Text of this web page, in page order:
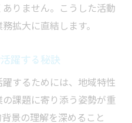
りません。こうした活動
拡大に直結します。
躍する秘訣
するためには、地域特性
課題に寄り添う姿勢が重
景の理解を深めること